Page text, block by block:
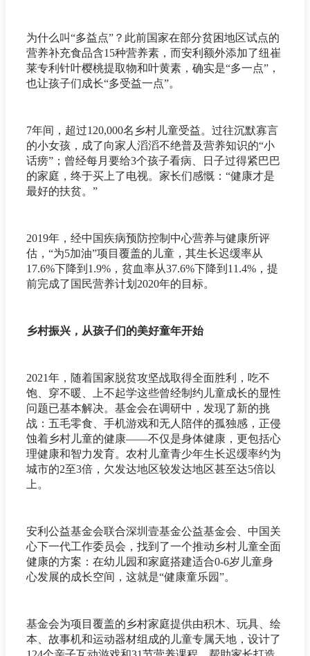
为什么叫“多益点”？此前国家在部分贫困地区试点的
营养补充食品含15种营养素，而安利额外添加了纽崔
莱专利针叶樱桃提取物和叶黄素，确实是“多一点”，
也让孩子们成长“多受益一点”。
7年间，超过120,000名乡村儿童受益。过往沉默寡言
的小女孩，成了向家人滔滔不绝普及营养知识的“小
话痨”；曾经每月要给3个孩子看病、日子过得紧巴巴
的家庭，终于买上了电视。家长们感慨：“健康才是
最好的扶贫。”
2019年，经中国疾病预防控制中心营养与健康所评
估，“为5加油”项目覆盖的儿童，其生长迟缓率从
17.6%下降到1.9%，贫血率从37.6%下降到11.4%，提
前完成了国民营养计划2020年的目标。
乡村振兴，从孩子们的美好童年开始
2021年，随着国家脱贫攻坚战取得全面胜利，吃不
饱、穿不暖、上不起学这些曾经制约儿童成长的显性
问题已基本解决。基金会在调研中，发现了新的挑
战：五毛零食、手机游戏和无人陪伴的孤独感，正侵
蚀着乡村儿童的健康——不仅是身体健康，更包括心
理健康和智力发育。农村儿童青少年生长迟缓率约为
城市的2至3倍，欠发达地区较发达地区甚至达5倍以
上。
安利公益基金会联合深圳壹基金公益基金会、中国关
心下一代工作委员会，找到了一个推动乡村儿童全面
健康的方案：在幼儿园和家庭搭建适合0-6岁儿童身
心发展的成长空间，这就是“健康童乐园”。
基金会为项目覆盖的乡村家庭提供由积木、玩具、绘
本、故事机和运动器材组成的儿童专属天地，设计了